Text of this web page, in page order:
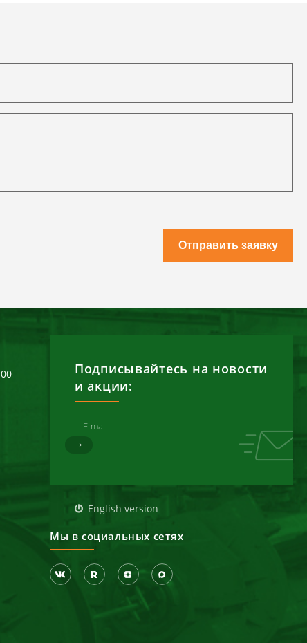
Отправить заявку
Подписывайтесь на новости
и акции:
English version
Мы в социальных сетях